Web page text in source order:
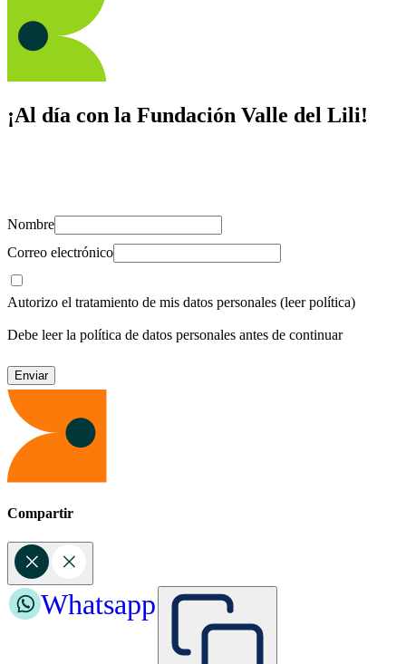
¡Al día con la Fundación Valle del Lili!
Nombre
Correo electrónico
Autorizo el tratamiento de mis datos personales (leer política)
Debe leer la política de datos personales antes de continuar
Compartir
Whatsapp